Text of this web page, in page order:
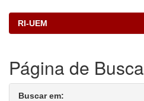
RI-UEM
Página de Busca
Buscar em: